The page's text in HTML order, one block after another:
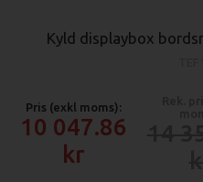
Kyld displaybox
Pris (exkl moms):
10 047.86